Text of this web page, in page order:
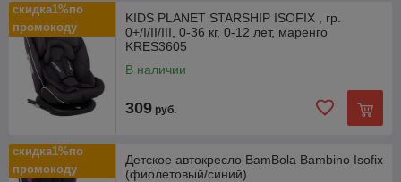
скидка1%по
промокоду
KIDS PLANET STARSHIP ISOFIX , гр.
0+/I/II/III, 0-36 кг, 0-12 лет, маренго
KRES3605
В наличии
309 руб.
скидка1%по
промокоду
Детское автокресло BamBola Bambino Isofix
(фиолетовый/синий)